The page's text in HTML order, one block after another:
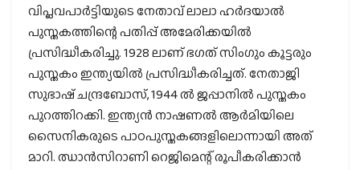
വിപ്ലവപാര്‍ട്ടിയുടെ നേതാവ്‌ ലാലാ ഹര്‍ദയാല്‍
പുസ്തകത്തിന്റെ പതിപ്പ്‌ അമേരിക്കയില്‍
പ്രസിദ്ധീകരിച്ചു. 1928 ലാണ്‌ ഭഗത് സിംഗും കൂട്ടരും
പുസ്തകം ഇന്ത്യയില്‍ പ്രസിദ്ധീകരിച്ചത്‌. നേതാജി
സുഭാഷ്‌ ചന്ദ്രബോസ്‌, 1944 ല്‍ ജപ്പാനില്‍ പുസ്തകം
പുറത്തിറക്കി. ഇന്ത്യൻ നാഷണൽ ആർമിയിലെ
സൈനികരുടെ പാഠപുസ്തകങ്ങളിലൊന്നായി അത്
മാറി. ഝാൻസിറാണി റെജിമെന്റ് രൂപീകരിക്കാൻ